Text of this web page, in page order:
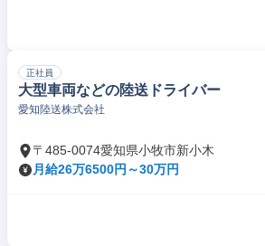
正社員
大型車両などの陸送ドライバー
愛知陸送株式会社
〒485-0074愛知県小牧市新小木
月給26万6500円～30万円